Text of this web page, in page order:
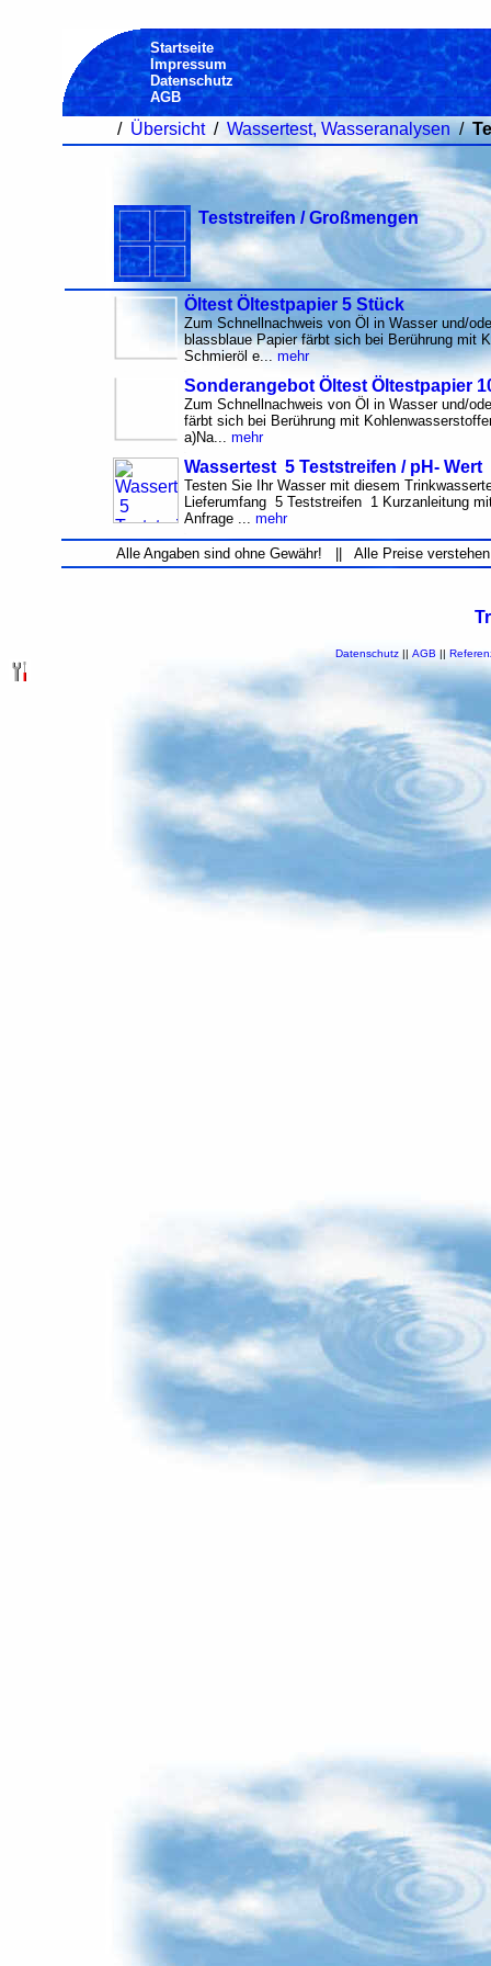
Startseite
Impressum
Datenschutz
AGB
/ Übersicht/ Wassertest, Wasseranalysen/
Teststreifen / Großmengen
Öltest Öltestpapier 5 Stück
Zum Schnellnachweis von Öl in Wasser und/
blassblaue Papier färbt sich bei Berührung mit
Schmieröl e... mehr
Sonderangebot Öltest Öltestpapier
Zum Schnellnachweis von Öl in Wasser und/
färbt sich bei Berührung mit
a)Na... mehr
Wassertest 5 Teststreifen / pH- Wert
Testen Sie Ihr Wasser mit diesem
Lieferumfang 5 Teststreifen 1 Kurzanleitung
Anfrage ... mehr
Alle Angaben sind ohne Gewähr! || Alle Preise
Datenschutz|| AGB||